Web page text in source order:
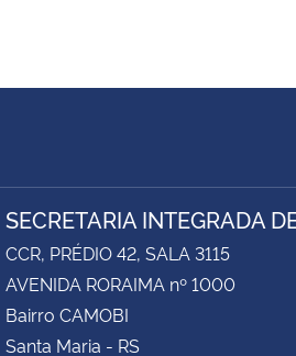
SECRETARIA INTEGRADA
CCR, PRÉDIO 42, SALA 3115
AVENIDA RORAIMA nº 1000
Bairro CAMOBI
Santa Maria - RS